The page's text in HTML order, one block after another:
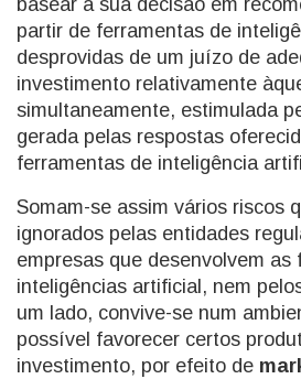
basear a sua decisão em
partir de ferramentas de
desprovidas de um juízo de
investimento relativamente
simultaneamente, estimulada
gerada pelas respostas
ferramentas de inteligência
Somam-se assim vários riscos
ignorados pelas entidades
empresas que desenvolvem as
inteligências artificial, nem
um lado, convive-se num
possível favorecer certos
investimento, por efeito de